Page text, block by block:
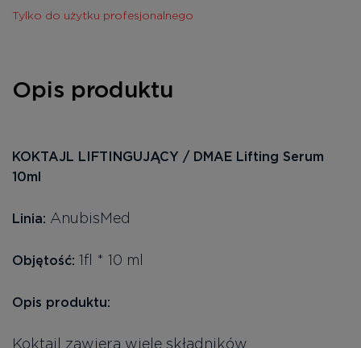
Tylko do użytku profesjonalnego
Opis produktu
KOKTAJL LIFTINGUJĄCY / DMAE Lifting Serum
10ml
Linia: AnubisMed
Objętość: 1fl * 10 ml
Opis produktu:
Koktail zawiera wiele składników